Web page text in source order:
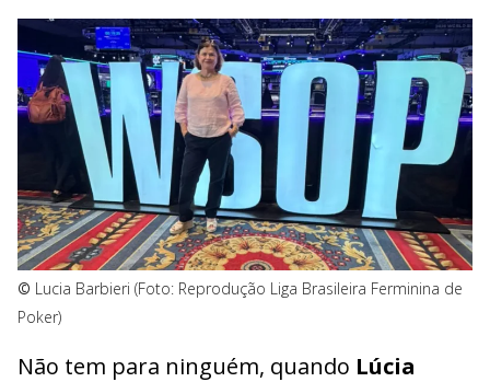
© Lucia Barbieri (Foto: Reprodução Liga Brasileira Ferminina de
Poker)
Não tem para ninguém, quando Lúcia